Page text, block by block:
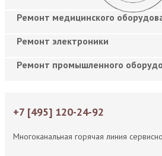
Ремонт медицинского
Ремонт электроники
Ремонт промышленного
+7 [495] 120-24-92
Многоканальная горячая линия